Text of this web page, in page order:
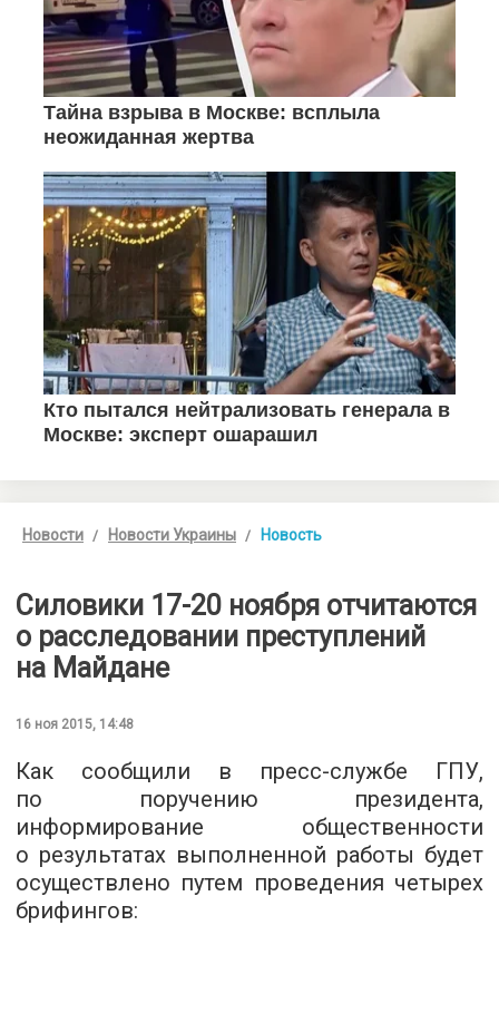
Новости Новости Украины Новость
Силовики 17-20 ноября отчитаются
о расследовании преступлений
на Майдане
16 ноя 2015, 14:48
Как сообщили в пресс-службе ГПУ,
по поручению президента,
информирование общественности
о результатах выполненной работы будет
осуществлено путем проведения четырех
брифингов: